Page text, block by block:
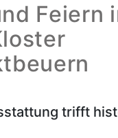
Feiern
trifft